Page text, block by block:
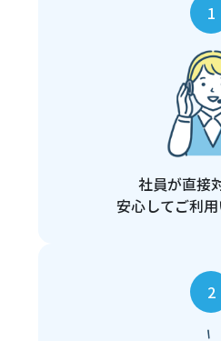
1
社員が直接
安心してご利
2